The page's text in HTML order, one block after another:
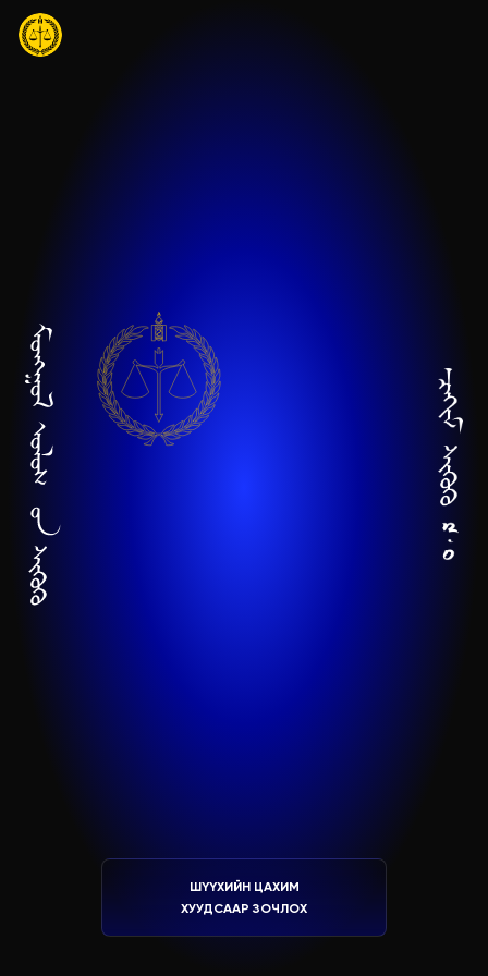
Үндсэн агуулга руу шилжих
Нүүр хуудас
ШҮҮХИЙН ЦАХИМ
ХУУДСААР ЗОЧЛОХ